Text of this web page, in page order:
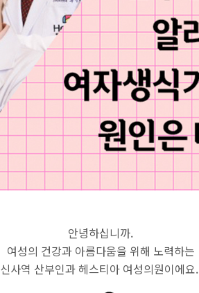
안녕하십니까.
여성의 건강과 아름다움을 위해 노력하는
신사역 산부인과 헤스티아 여성의원이에요.